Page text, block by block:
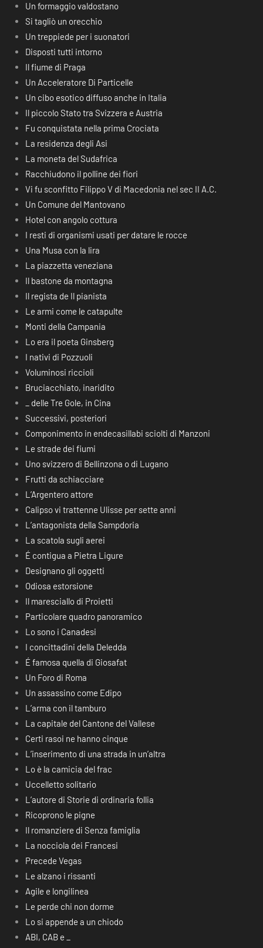
Un formaggio valdostano
Si tagliò un orecchio
Un treppiede per i suonatori
Disposti tutti intorno
Il fiume di Praga
Un Acceleratore Di Particelle
Un cibo esotico diffuso anche in Italia
Il piccolo Stato tra Svizzera e Austria
Fu conquistata nella prima Crociata
La residenza degli Asi
La moneta del Sudafrica
Racchiudono il polline dei fiori
Vi fu sconfitto Filippo V di Macedonia nel sec II A.C.
Un Comune del Mantovano
Hotel con angolo cottura
I resti di organismi usati per datare le rocce
Una Musa con la lira
La piazzetta veneziana
Il bastone da montagna
Il regista de Il pianista
Le armi come le catapulte
Monti della Campania
Lo era il poeta Ginsberg
I nativi di Pozzuoli
Voluminosi riccioli
Bruciacchiato, inaridito
_ delle Tre Gole, in Cina
Successivi, posteriori
Componimento in endecasillabi sciolti di Manzoni
Le strade dei fiumi
Uno svizzero di Bellinzona o di Lugano
Frutti da schiacciare
L’Argentero attore
Calipso vi trattenne Ulisse per sette anni
L’antagonista della Sampdoria
La scatola sugli aerei
É contigua a Pietra Ligure
Designano gli oggetti
Odiosa estorsione
Il maresciallo di Proietti
Particolare quadro panoramico
Lo sono i Canadesi
I concittadini della Deledda
É famosa quella di Giosafat
Un Foro di Roma
Un assassino come Edipo
L’arma con il tamburo
La capitale del Cantone del Vallese
Certi rasoi ne hanno cinque
L’inserimento di una strada in un’altra
Lo è la camicia del frac
Uccelletto solitario
L’autore di Storie di ordinaria follia
Ricoprono le pigne
Il romanziere di Senza famiglia
La nocciola dei Francesi
Precede Vegas
Le alzano i rissanti
Agile e longilinea
Le perde chi non dorme
Lo si appende a un chiodo
ABI, CAB e _